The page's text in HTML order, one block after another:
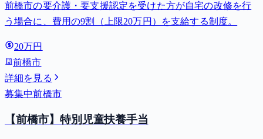
前橋市の要介護・要支援認定を受けた方が自宅の改修を行
う場合に、費用の9割（上限20万円）を支給する制度。
20万円
前橋市
詳細を見る
募集中前橋市
【前橋市】特別児童扶養手当